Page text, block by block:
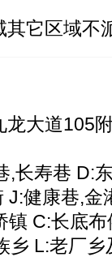
其它区域不
龙大道105
,长寿巷 D:
J:健康巷,金
C:长底
乡 L:老厂乡